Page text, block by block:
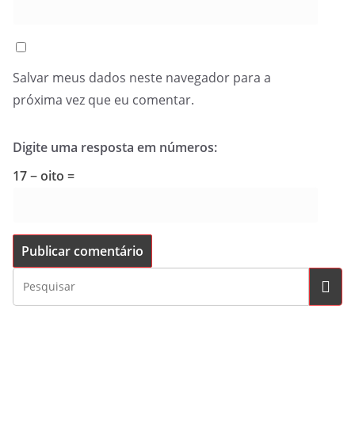
Salvar meus dados neste navegador para a
próxima vez que eu comentar.
Digite uma resposta em números:
17 − oito =